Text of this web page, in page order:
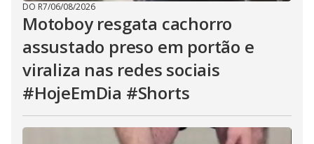
DO R7/06/08/2026
Motoboy resgata cachorro
assustado preso em portão e
viraliza nas redes sociais
#HojeEmDia #Shorts